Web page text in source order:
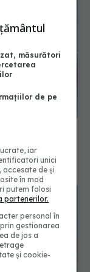
a
1 din 10
măsurători
de pe
iar
unici
de și
în mod
putem folosi
partenerilor.
personal în
gestionarea
de jos a
și cookie-